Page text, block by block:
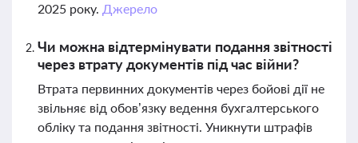
2025 року. Джерело
Чи можна відтермінувати подання звітності
через втрату документів під час війни?
Втрата первинних документів через бойові дії не
звільняє від обов’язку ведення бухгалтерського
обліку та подання звітності. Уникнути штрафів